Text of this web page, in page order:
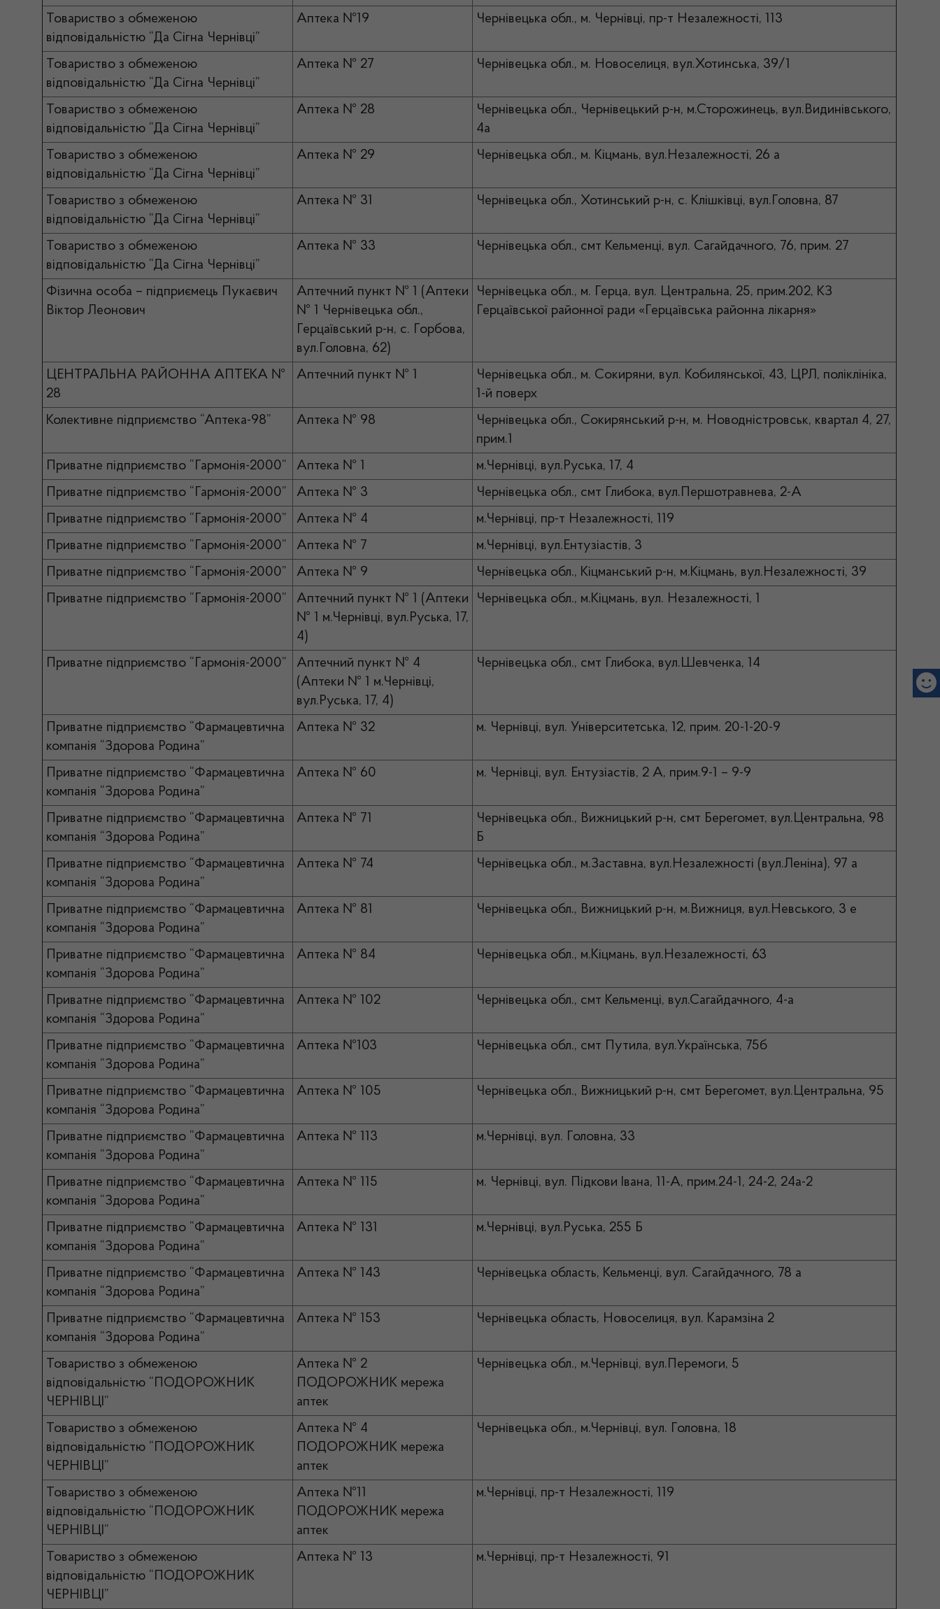
Товариство з обмеженою
відповідальністю “Да Сігна Чернівці”
Аптека №19 Чернівецька обл., м. Чернівці, пр-т Незалежності, 113
Товариство з обмеженою
відповідальністю “Да Сігна Чернівці”
Аптека № 27 Чернівецька обл., м. Новоселиця, вул.Хотинська, 39/1
Товариство з обмеженою
відповідальністю “Да Сігна Чернівці”
Аптека № 28
Чернівецька обл., Чернівецький р-н, м.Сторожинець, вул.Видинівського,
4а
Товариство з обмеженою
відповідальністю “Да Сігна Чернівці”
Аптека № 29 Чернівецька обл., м. Кіцмань, вул.Незалежності, 26 а
Товариство з обмеженою
відповідальністю “Да Сігна Чернівці”
Аптека № 31 Чернівецька обл., Хотинський р-н, с. Клішківці, вул.Головна, 87
Товариство з обмеженою
відповідальністю “Да Сігна Чернівці”
Аптека № 33 Чернівецька обл., смт Кельменці, вул. Сагайдачного, 76, прим. 27
Фізична особа – підприємець Пукаєвич
Віктор Леонович
Аптечний пункт № 1 (Аптеки
№ 1 Чернівецька обл.,
Герцаївський р-н, с. Горбова,
вул.Головна, 62)
Чернівецька обл., м. Герца, вул. Центральна, 25, прим.202, КЗ
Герцаївської районної ради «Герцаївська районна лікарня»
ЦЕНТРАЛЬНА РАЙОННА АПТЕКА №
28
Аптечний пункт № 1
Чернівецька обл., м. Сокиряни, вул. Кобилянської, 43, ЦРЛ, поліклініка,
1-й поверх
Колективне підприємство “Аптека-98”
Аптека № 98
Чернівецька обл., Сокирянський р-н, м. Новодністровськ, квартал 4, 27,
прим.1
Приватне підприємство “Гармонія-2000”
Аптека № 1
м.Чернівці, вул.Руська, 17, 4
Приватне підприємство “Гармонія-2000”
Аптека № 3
Чернівецька обл., смт Глибока, вул.Першотравнева, 2-А
Приватне підприємство “Гармонія-2000”
Аптека № 4
м.Чернівці, пр-т Незалежності, 119
Приватне підприємство “Гармонія-2000”
Аптека № 7
м.Чернівці, вул.Ентузіастів, 3
Приватне підприємство “Гармонія-2000”
Аптека № 9
Чернівецька обл., Кіцманський р-н, м.Кіцмань, вул.Незалежності, 39
Приватне підприємство “Гармонія-2000”
Аптечний пункт № 1 (Аптеки
№ 1 м.Чернівці, вул.Руська, 17,
4)
Чернівецька обл., м.Кіцмань, вул. Незалежності, 1
Приватне підприємство “Гармонія-2000”
Аптечний пункт № 4
(Аптеки № 1 м.Чернівці,
вул.Руська, 17, 4)
Чернівецька обл., смт Глибока, вул.Шевченка, 14
Приватне підприємство “Фармацевтична
компанія “Здорова Родина”
Аптека № 32 м. Чернівці, вул. Університетська, 12, прим. 20-1-20-9
Приватне підприємство “Фармацевтична
компанія “Здорова Родина”
Аптека № 60 м. Чернівці, вул. Ентузіастів, 2 А, прим.9-1 – 9-9
Приватне підприємство “Фармацевтична
компанія “Здорова Родина”
Аптека № 71
Чернівецька обл., Вижницький р-н, смт Берегомет, вул.Центральна, 98
Б
Приватне підприємство “Фармацевтична
компанія “Здорова Родина”
Аптека № 74 Чернівецька обл., м.Заставна, вул.Незалежності (вул.Леніна), 97 а
Приватне підприємство “Фармацевтична
компанія “Здорова Родина”
Аптека № 81 Чернівецька обл., Вижницький р-н, м.Вижниця, вул.Невського, 3 е
Приватне підприємство “Фармацевтична
компанія “Здорова Родина”
Аптека № 84 Чернівецька обл., м.Кіцмань, вул.Незалежності, 63
Приватне підприємство “Фармацевтична
компанія “Здорова Родина”
Аптека № 102 Чернівецька обл., смт Кельменці, вул.Сагайдачного, 4-а
Приватне підприємство “Фармацевтична
компанія “Здорова Родина”
Аптека №103 Чернівецька обл., смт Путила, вул.Українська, 75б
Приватне підприємство “Фармацевтична
компанія “Здорова Родина”
Аптека № 105 Чернівецька обл., Вижницький р-н, смт Берегомет, вул.Центральна, 95
Приватне підприємство “Фармацевтична
компанія “Здорова Родина”
Аптека № 113 м.Чернівці, вул. Головна, 33
Приватне підприємство “Фармацевтична
компанія “Здорова Родина”
Аптека № 115 м. Чернівці, вул. Підкови Івана, 11-А, прим.24-1, 24-2, 24а-2
Приватне підприємство “Фармацевтична
компанія “Здорова Родина”
Аптека № 131 м.Чернівці, вул.Руська, 255 Б
Приватне підприємство “Фармацевтична
компанія “Здорова Родина”
Аптека № 143 Чернівецька область, Кельменці, вул. Сагайдачного, 78 а
Приватне підприємство “Фармацевтична
компанія “Здорова Родина”
Аптека № 153 Чернівецька область, Новоселиця, вул. Карамзіна 2
Товариство з обмеженою
відповідальністю “ПОДОРОЖНИК
ЧЕРНІВЦІ”
Аптека № 2
ПОДОРОЖНИК мережа
аптек
Чернівецька обл., м.Чернівці, вул.Перемоги, 5
Товариство з обмеженою
відповідальністю “ПОДОРОЖНИК
ЧЕРНІВЦІ”
Аптека № 4
ПОДОРОЖНИК мережа
аптек
Чернівецька обл., м.Чернівці, вул. Головна, 18
Товариство з обмеженою
відповідальністю “ПОДОРОЖНИК
ЧЕРНІВЦІ”
Аптека №11
ПОДОРОЖНИК мережа
аптек
м.Чернівці, пр-т Незалежності, 119
Товариство з обмеженою
відповідальністю “ПОДОРОЖНИК
ЧЕРНІВЦІ”
Аптека № 13 м.Чернівці, пр-т Незалежності, 91